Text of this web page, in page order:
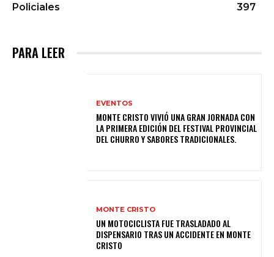
Policiales
397
PARA LEER
EVENTOS
MONTE CRISTO VIVIÓ UNA GRAN JORNADA CON
LA PRIMERA EDICIÓN DEL FESTIVAL PROVINCIAL
DEL CHURRO Y SABORES TRADICIONALES.
MONTE CRISTO
UN MOTOCICLISTA FUE TRASLADADO AL
DISPENSARIO TRAS UN ACCIDENTE EN MONTE
CRISTO